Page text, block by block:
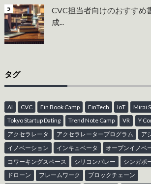
CVC担当者向けのおすすめ
成...
タグ
AI CVC Fin Book Camp FinTech IoT
Mirai
Tokyo Startup Dating
Trend Note Camp VR
Y
アクセラレータ
アクセラレータープログラム ア
イノベーション
インキュベータ
オープンイノベ
コワーキングスペース
シリコンバレー シンガポ
ドローン
フレームワーク
ブロックチェーン